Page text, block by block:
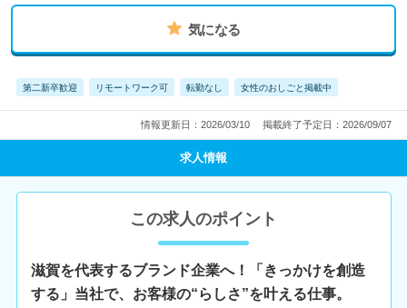
気になる
第二新卒歓迎 リモートワーク可 転勤なし 女性のおしごと掲載中
情報更新日：2026/03/10 掲載終了予定日：2026/09/07
求人情報
この求人のポイント
滋賀を代表するブランド企業へ！「きっかけを創造
する」当社で、お客様の“らしさ”を叶える仕事。